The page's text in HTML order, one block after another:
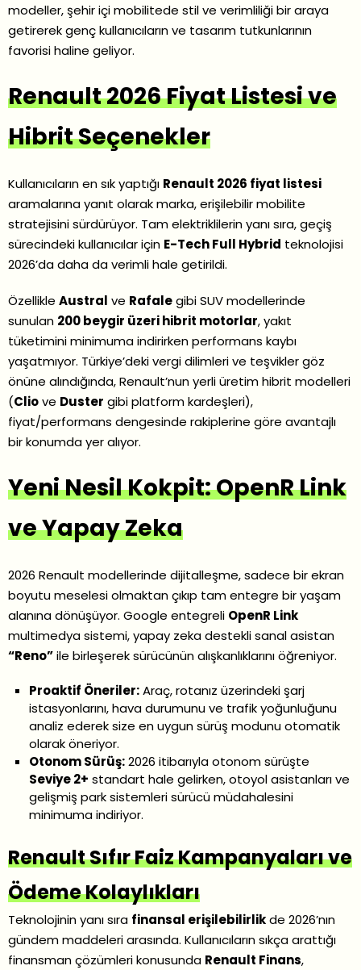
modeller, şehir içi mobilitede stil ve verimliliği bir araya
getirerek genç kullanıcıların ve tasarım tutkunlarının
favorisi haline geliyor.
Renault 2026 Fiyat Listesi ve
Hibrit Seçenekler
Kullanıcıların en sık yaptığı Renault 2026 fiyat listesi
aramalarına yanıt olarak marka, erişilebilir mobilite
stratejisini sürdürüyor. Tam elektriklilerin yanı sıra, geçiş
sürecindeki kullanıcılar için E-Tech Full Hybrid teknolojisi
2026’da daha da verimli hale getirildi.
Özellikle Austral ve Rafalegibi SUV modellerinde
sunulan 200 beygir üzeri hibrit motorlar, yakıt
tüketimini minimuma indirirken performans kaybı
yaşatmıyor. Türkiye’deki vergi dilimleri ve teşvikler göz
önüne alındığında, Renault’nun yerli üretim hibrit modelleri
(Cliove Duster gibi platform kardeşleri),
fiyat/performans dengesinde rakiplerine göre avantajlı
bir konumda yer alıyor.
Yeni Nesil Kokpit: OpenR Link
ve Yapay Zeka
2026 Renault modellerinde dijitalleşme, sadece bir ekran
boyutu meselesi olmaktan çıkıp tam entegre bir yaşam
alanına dönüşüyor. Google entegreli OpenR Link
multimedya sistemi, yapay zeka destekli sanal asistan
“Reno”ile birleşerek sürücünün alışkanlıklarını öğreniyor.
Proaktif Öneriler:Araç, rotanız üzerindeki şarj
istasyonlarını, hava durumunu ve trafik yoğunluğunu
analiz ederek size en uygun sürüş modunu otomatik
olarak öneriyor.
Otonom Sürüş:2026 itibarıyla otonom sürüşte
Seviye 2+ standart hale gelirken, otoyol asistanları ve
gelişmiş park sistemleri sürücü müdahalesini
minimuma indiriyor.
Renault Sıfır Faiz Kampanyaları ve
Ödeme Kolaylıkları
Teknolojinin yanı sıra finansal erişilebilirlikde 2026’nın
gündem maddeleri arasında. Kullanıcıların sıkça arattığı
finansman çözümleri konusunda Renault Finans,